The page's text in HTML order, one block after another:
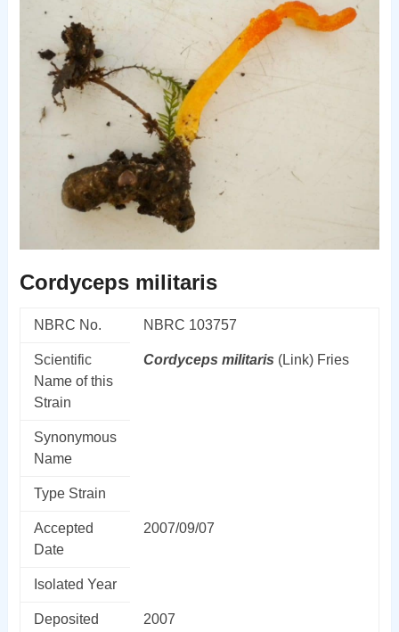
Cordyceps militaris
NBRC No. NBRC 103757
Scientific
Name of this
Strain
Cordyceps militaris (Link) Fries
Synonymous
Name
Type Strain
Accepted
Date
2007/09/07
Isolated Year
Deposited
2007